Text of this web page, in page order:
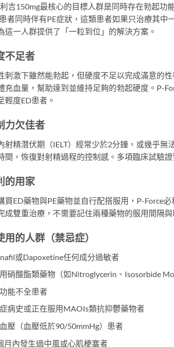
吉150mg最核心的目標人群是同時存在勃起
者同時伴有PE症狀，這類患者如果只治療其
這一人群提供了「一粒到位」的解決方案。
不足者
刺激下雖然能勃起，但硬度不足以完成滿意的
充血量，幫助達到並維持足夠的勃起硬度。P-
輕度ED患者。
力欠佳者
射精潛伏期（IELT）經常少於2分鐘，或幾乎
間，恢復對射精過程的控制感。多項臨床試驗
的用家
買ED藥物與PE藥物並自行配搭服用，P-Force
成雙重治療，不需要記住兩種藥物的服用間隔
用的人群（禁忌症）
或Dapoxetine任何成分過敏者
硝酸酯類藥物（如Nitroglycerin、Isosorbide
能不全患者
病史或正在服用MAOIs類抗抑鬱藥物者
壓（血壓低於90/50mmHg）患者
月內發生過中風或心肌梗塞者